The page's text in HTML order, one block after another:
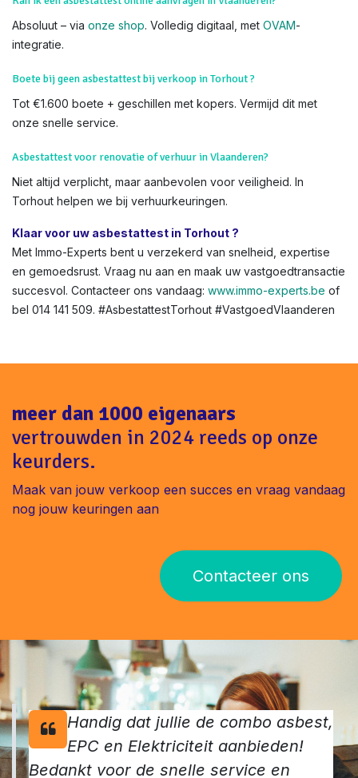
Asbestattest en EPC: moet ik beide hebben bij verkoop?
Ja, combineer voor een compleet pakket
. Bij ons vanaf €159
Kan ik een asbestattest online aanvragen in Vlaanderen?
Absoluut – via
onze shop . Volledig digitaal, met OVAM
Boete bij geen asbestattest bij verkoop in Torhout ?
Tot €1.600 boete + geschillen met kopers. Vermijd dit met
onze snelle service.
Asbestattest voor renovatie of verhuur in Vlaanderen?
Niet altijd verplicht, maar aanbevolen voor veiligheid. In
succesvol. Contacteer ons vandaag:www.immo-experts.be
bel 014 141 509. #AsbestattestTorhout #VastgoedVlaanderen
vertrouwden in 2024 reeds op onze
Contacteer ons